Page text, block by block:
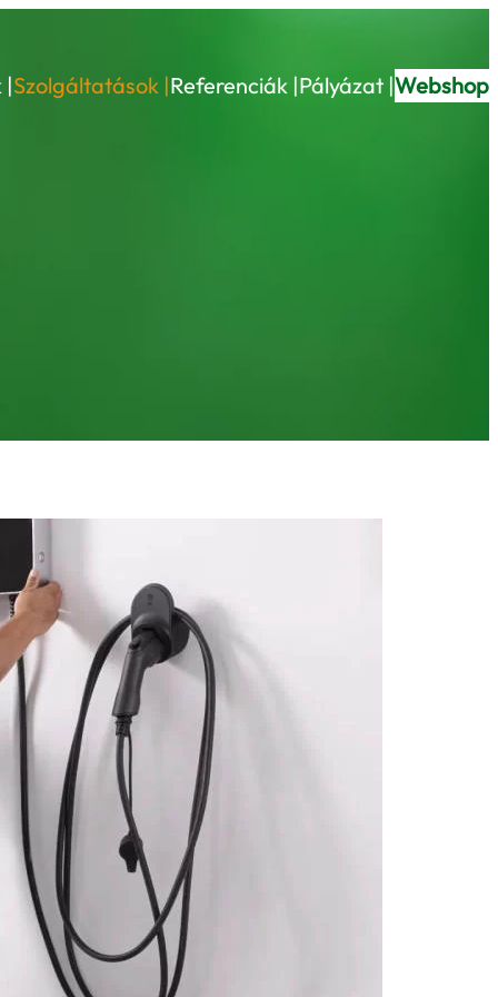
|Szolgáltatások |Referenciák |Pályázat |Webshop